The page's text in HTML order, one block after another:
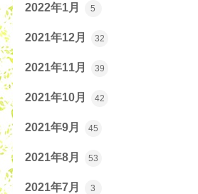
2022年1月 5
2021年12月 32
2021年11月 39
2021年10月 42
2021年9月 45
2021年8月 53
2021年7月 3